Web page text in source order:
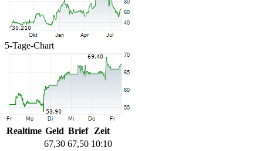
5-Tage-Chart
Realtime Geld Brief
Zeit
67,30 67,50 10:10